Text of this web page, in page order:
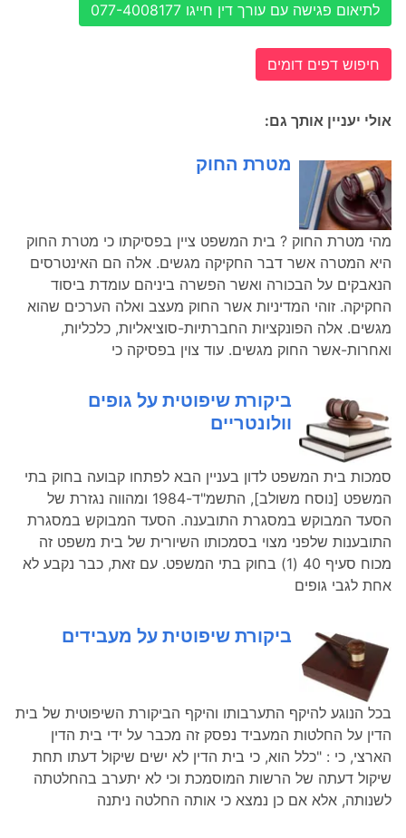
לתיאום פגישה עם עורך דין חייגו 077-4008177
חיפוש דפים דומים
אולי יעניין אותך גם:
מטרת החוק
מהי מטרת החוק ? בית המשפט ציין בפסיקתו כי מטרת החוק
היא המטרה אשר דבר החקיקה מגשים. אלה הם האינטרסים
הנאבקים על הבכורה ואשר הפשרה ביניהם עומדת ביסוד
החקיקה. זוהי המדיניות אשר החוק מעצב ואלה הערכים שהוא
מגשים. אלה הפונקציות החברתיות-סוציאליות, כלכליות,
ואחרות-אשר החוק מגשים. עוד צוין בפסיקה כי
ביקורת שיפוטית על גופים
וולונטריים
סמכות בית המשפט לדון בעניין הבא לפתחו קבועה בחוק בתי
המשפט [נוסח משולב], התשמ"ד-1984 ומהווה נגזרת של
הסעד המבוקש במסגרת התובענה. הסעד המבוקש במסגרת
התובענות שלפני מצוי בסמכותו השיורית של בית משפט זה
מכוח סעיף 40 (1) בחוק בתי המשפט. עם זאת, כבר נקבע לא
אחת לגבי גופים
ביקורת שיפוטית על מעבידים
בכל הנוגע להיקף התערבותו והיקף הביקורת השיפוטית של בית
הדין על החלטות המעביד נפסק זה מכבר על ידי בית הדין
הארצי, כי : "כלל הוא, כי בית הדין לא ישים שיקול דעתו תחת
שיקול דעתה של הרשות המוסמכת וכי לא יתערב בהחלטתה
לשנותה, אלא אם כן נמצא כי אותה החלטה ניתנה